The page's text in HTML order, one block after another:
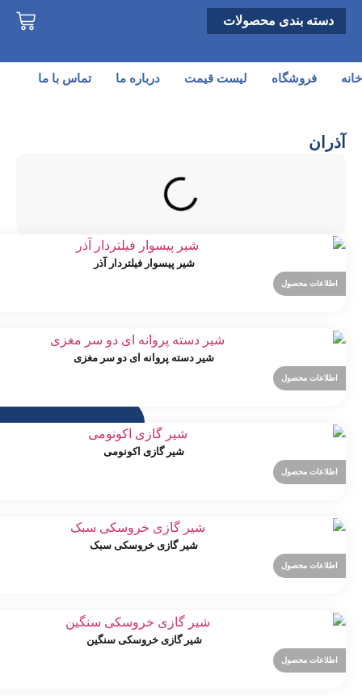
دسته بندی محصولات
خانه فروشگاه لیست قیمت درباره ما تماس با ما
آذران
شیر پیسوار فیلتردار آذر
اطلاعات محصول
شیر دسته پروانه ای دو سر مغزی
اطلاعات محصول
شیر گازی اکونومی
اطلاعات محصول
شیر گازی خروسکی سبک
اطلاعات محصول
شیر گازی خروسکی سنگین
اطلاعات محصول